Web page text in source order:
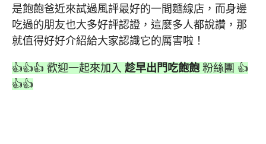
是飽飽爸近來試過風評最好的一間麵線店，而身邊
吃過的朋友也大多好評認證，這麼多人都說讚，那
就值得好好介紹給大家認識它的厲害啦！
👍👍👍 歡迎一起來加入 趁早出門吃飽飽 粉絲團 👍
👍👍